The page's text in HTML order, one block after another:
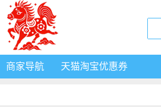
商家导航 天猫淘宝优惠券